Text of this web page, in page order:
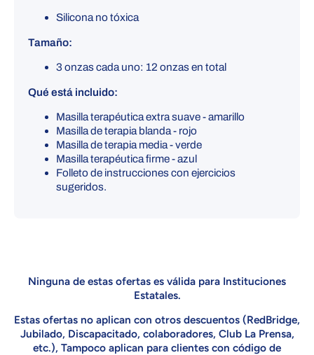
Silicona no tóxica
Tamaño:
3 onzas cada uno: 12 onzas en total
Qué está incluido:
Masilla terapéutica extra suave - amarillo
Masilla de terapia blanda - rojo
Masilla de terapia media - verde
Masilla terapéutica firme - azul
Folleto de instrucciones con ejercicios
sugeridos.
Ninguna de estas ofertas es válida para Instituciones
Estatales.
Estas ofertas no aplican con otros descuentos (RedBridge,
Jubilado, Discapacitado, colaboradores, Club La Prensa,
etc.), Tampoco aplican para clientes con código de